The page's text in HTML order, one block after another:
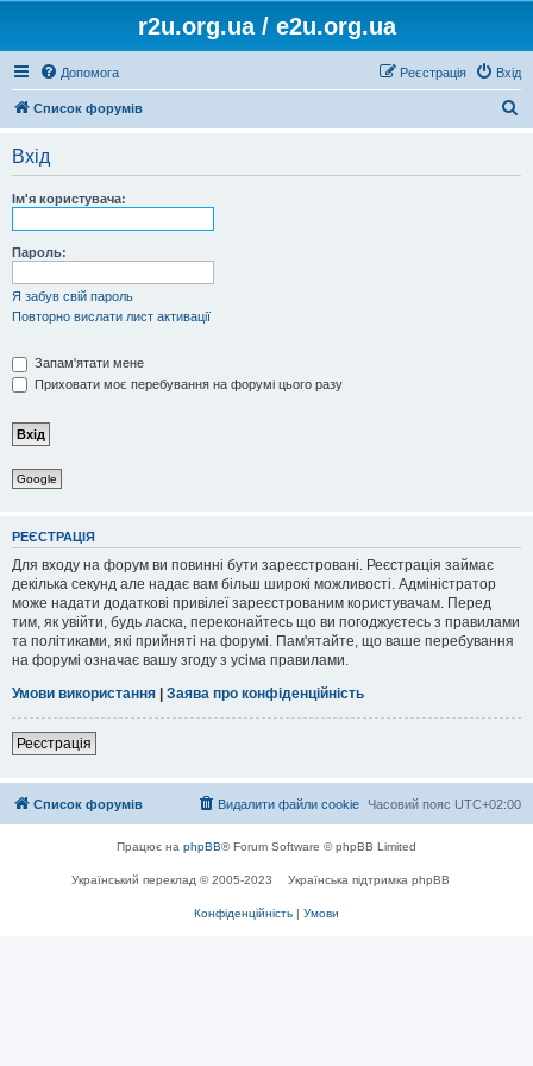
r2u.org.ua / e2u.org.ua
Допомога Вхід
Реєстрація
Список форумів
Вхід
Ім'я користувача:
Пароль:
Я забув свій пароль
Повторно вислати лист активації
Запам'ятати мене
Приховати моє перебування на форумі цього разу
Google
РЕЄСТРАЦІЯ
Для входу на форум ви повинні бути зареєстровані. Реєстрація займає
декілька секунд але надає вам більш широкі можливості. Адміністратор
може надати додаткові привілеї зареєстрованим користувачам. Перед
тим, як увійти, будь ласка, переконайтесь що ви погоджуєтесь з правилами
та політиками, які прийняті на форумі. Пам'ятайте, що ваше перебування
на форумі означає вашу згоду з усіма правилами.
Умови використання | Заява про конфіденційність
Реєстрація
Список форумів Часовий пояс UTC+02:00
Видалити файли cookie
Працює на phpBB® Forum Software © phpBB Limited
Український переклад © 2005-2023 Українська підтримка phpBB
Конфіденційність | Умови